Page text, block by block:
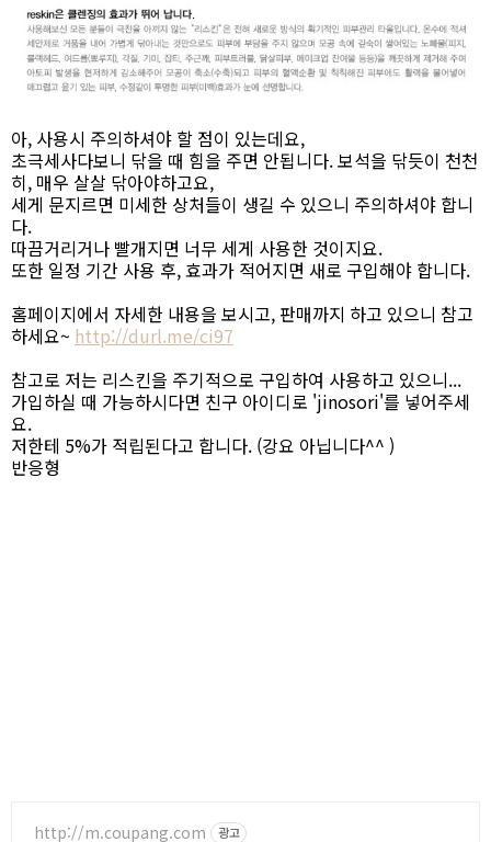
아, 사용시 주의하셔야 할 점이 있는데요,
초극세사다보니 닦을 때 힘을 주면 안됩니다. 보석을 닦듯이 천천
히, 매우 살살 닦아야하고요,
세게 문지르면 미세한 상처들이 생길 수 있으니 주의하셔야 합니
다.
따끔거리거나 빨개지면 너무 세게 사용한 것이지요.
또한 일정 기간 사용 후, 효과가 적어지면 새로 구입해야 합니다.
홈페이지에서 자세한 내용을 보시고, 판매까지 하고 있으니 참고
하세요~ http://durl.me/ci97
참고로 저는 리스킨을 주기적으로 구입하여 사용하고 있으니...
가입하실 때 가능하시다면 친구 아이디로 'jinosori'를 넣어주세
요.
저한테 5%가 적립된다고 합니다. (강요 아닙니다^^ )
반응형
http://m.coupang.com 광고